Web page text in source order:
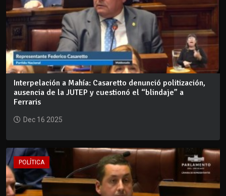
Interpelación a Mahía: Casaretto denunció politización,
ausencia de la JUTEP y cuestionó el “blindaje” a
Ferraris
Dec 16 2025
POLÍTICA